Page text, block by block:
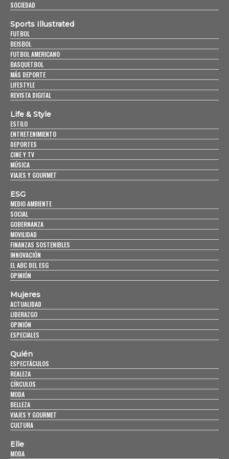
SOCIEDAD
Sports Illustrated
FUTBOL
BEISBOL
FUTBOL AMERICANO
BASQUETBOL
MÁS DEPORTE
LIFESTYLE
REVISTA DIGITAL
Life & Style
ESTILO
ENTRETENIMIENTO
DEPORTES
CINE Y TV
MÚSICA
VIAJES Y GOURMET
ESG
MEDIO AMBIENTE
SOCIAL
GOBERNANZA
MOVILIDAD
FINANZAS SOSTENIBLES
INNOVACIÓN
EL ABC DEL ESG
OPINIÓN
Mujeres
ACTUALIDAD
LIDERAZGO
OPINIÓN
ESPECIALES
Quién
ESPECTÁCULOS
REALEZA
CÍRCULOS
MODA
BELLEZA
VIAJES Y GOURMET
CULTURA
Elle
MODA